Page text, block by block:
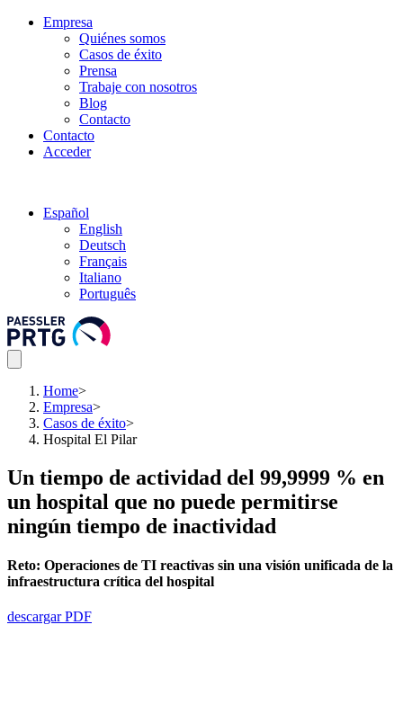
Empresa
Quiénes somos
Casos de éxito
Prensa
Trabaje con nosotros
Blog
Contacto
Contacto
Acceder
Español
English
Deutsch
Français
Italiano
Português
Home>
Empresa>
Casos de éxito>
Hospital El Pilar
Un tiempo de actividad del 99,9999 % en
un hospital que no puede permitirse
ningún tiempo de inactividad
Reto: Operaciones de TI reactivas sin una visión unificada de la
infraestructura crítica del hospital
descargar PDF